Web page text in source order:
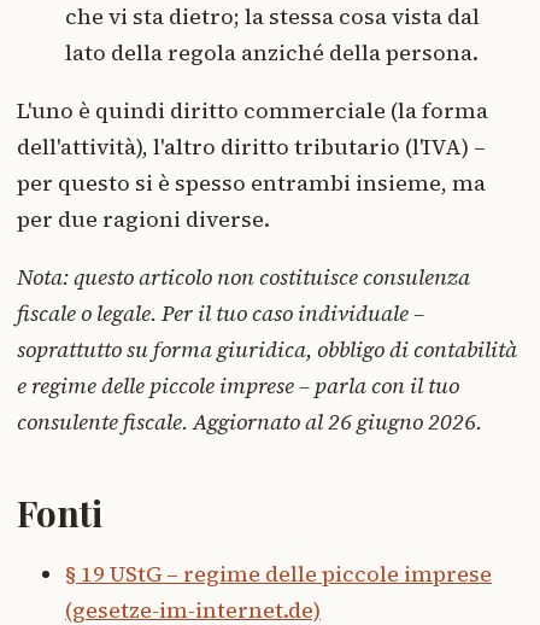
che vi sta dietro; la stessa cosa vista dal
lato della regola anziché della persona.
L'uno è quindi diritto commerciale (la forma
dell'attività), l'altro diritto tributario (l'IVA) –
per questo si è spesso entrambi insieme, ma
per due ragioni diverse.
Nota: questo articolo non costituisce consulenza
fiscale o legale. Per il tuo caso individuale –
soprattutto su forma giuridica, obbligo di contabilità
e regime delle piccole imprese – parla con il tuo
consulente fiscale. Aggiornato al 26 giugno 2026.
Fonti
§ 19 UStG – regime delle piccole imprese
(gesetze-im-internet.de)